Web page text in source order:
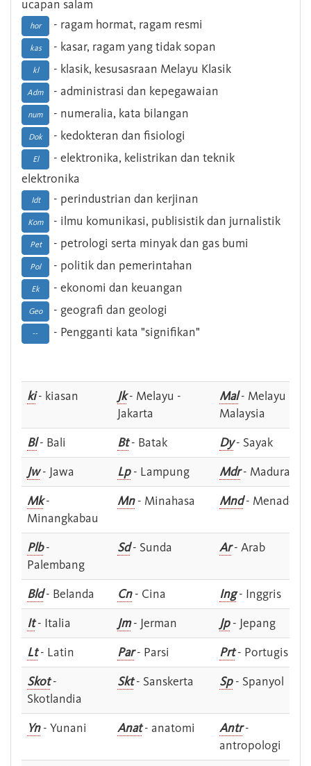
ucapan salam
hor - ragam hormat, ragam resmi
kas - kasar, ragam yang tidak sopan
kl - klasik, kesusasraan Melayu Klasik
Adm - administrasi dan kepegawaian
num - numeralia, kata bilangan
Dok - kedokteran dan fisiologi
El
- elektronika, kelistrikan dan teknik
elektronika
Idt - perindustrian dan kerjinan
Kom - ilmu komunikasi, publisistik dan jurnalistik
Pet - petrologi serta minyak dan gas bumi
Pol - politik dan pemerintahan
Ek - ekonomi dan keuangan
Geo - geografi dan geologi
-- - Pengganti kata "signifikan"
ki- kiasan Jk- Melayu -
Jakarta
Mal- Melayu -
Malaysia
Bl- Bali Bt- Batak Dy- Sayak
Jw- Jawa Lp- Lampung Mdr- Madura
Mk-
Minangkabau
Mn- Minahasa Mnd- Menado
Plb-
Palembang
Sd- Sunda Ar- Arab
Bld- Belanda Cn- Cina Ing- Inggris
It- Italia Jm- Jerman Jp- Jepang
Lt- Latin Par- Parsi Prt- Portugis
Skot-
Skotlandia
Skt- Sanskerta Sp- Spanyol
Yn- Yunani Anat- anatomi Antr-
antropologi